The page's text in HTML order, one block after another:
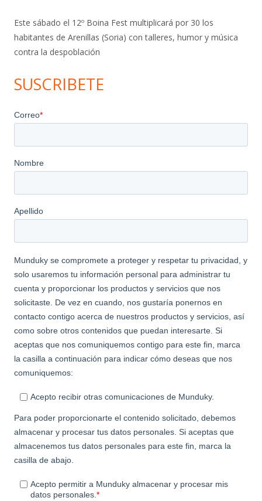
Este sábado el 12º Boina Fest multiplicará por 30 los
habitantes de Arenillas (Soria) con talleres, humor y música
contra la despoblación
SUSCRIBETE